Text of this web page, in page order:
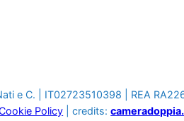
e C. | IT02723510398 | REA
Policy | credits: